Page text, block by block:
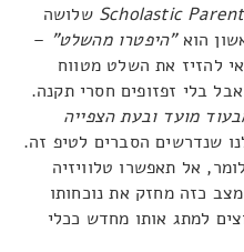
Scholastic שלושה
הוא"היפטרו מהשלט" –
להזיז את השלט מטווח
בלי זפזופים חסרי תקנה.
מועד ובעת הצפייה
שנדרשים הסברים לטיפ זה.
אל תאפשרו טלוויזיה
כזה מחזק את נוכחותו
למתג אותו מחדש ככלי